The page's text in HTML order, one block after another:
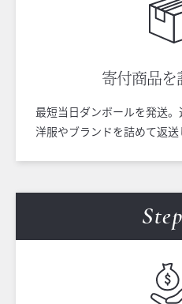
寄付商品を
最短当日ダンボールを発送
洋服やブランドを詰めて返送